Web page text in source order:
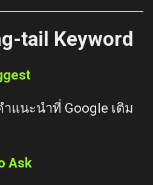
tail Keyword
แนะนำที่ Google เติม
Ask